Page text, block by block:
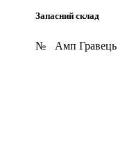
Запасний склад
№ Амп Гравець